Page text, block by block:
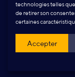
technologies telles
de retirer son
certaines
Accepter
POLITIQUE DE